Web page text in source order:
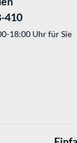
410
18:00 Uhr für Sie